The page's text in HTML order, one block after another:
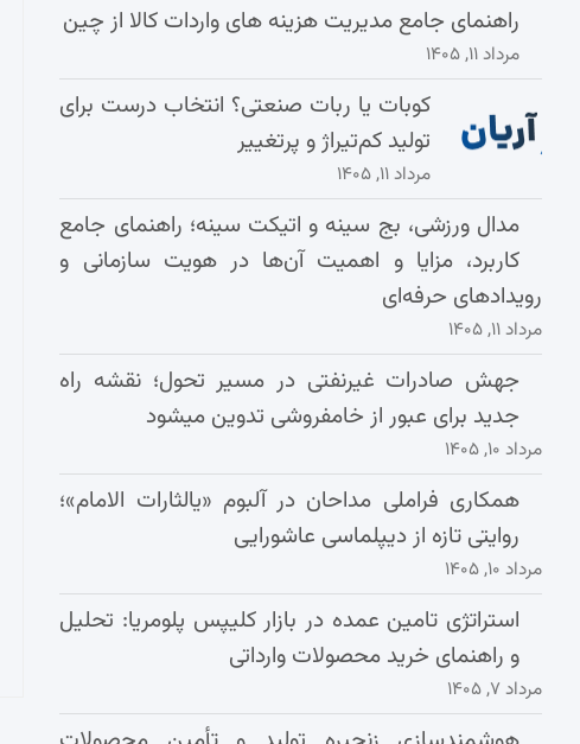
راهنمای جامع مدیریت هزینه‌ های واردات کالا از چین
مرداد ۱۱, ۱۴۰۵
کوبات یا ربات صنعتی؟ انتخاب درست برای
تولید کم‌تیراژ و پرتغییر
مرداد ۱۱, ۱۴۰۵
مدال ورزشی، بج سینه و اتیکت سینه؛ راهنمای جامع
کاربرد، مزایا و اهمیت آن‌ها در هویت سازمانی و
رویدادهای حرفه‌ای
مرداد ۱۱, ۱۴۰۵
جهش صادرات غیرنفتی در مسیر تحول؛ نقشه راه
جدید برای عبور از خامفروشی تدوین میشود
مرداد ۱۰, ۱۴۰۵
همکاری فراملی مداحان در آلبوم «یالثارات الامام»؛
روایتی تازه از دیپلماسی عاشورایی
مرداد ۱۰, ۱۴۰۵
استراتژی تامین عمده در بازار کلیپس پلومریا: تحلیل
و راهنمای خرید محصولات وارداتی
مرداد ۷, ۱۴۰۵